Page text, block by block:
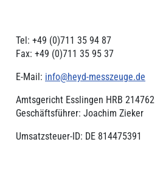
Tel: +49 (0)711 35 94 87
Fax: +49 (0)711 35 95 37
E-Mail: info@heyd-messzeuge.de
Amtsgericht Esslingen HRB 214762
Geschäftsführer: Joachim Zieker
Umsatzsteuer-ID: DE 814475391